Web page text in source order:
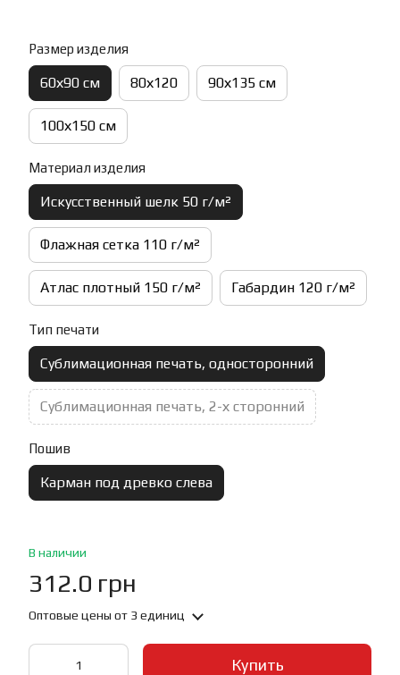
Размер изделия
60х90 см 80х120 90х135 см
100х150 см
Материал изделия
Искусственный шелк 50 г/м²
Флажная сетка 110 г/м²
Атлас плотный 150 г/м² Габардин 120 г/м²
Тип печати
Сублимационная печать, односторонний
Сублимационная печать, 2-х сторонний
Пошив
Карман под древко слева
В наличии
312.0 грн
Оптовые цены от 3 единиц
Купить